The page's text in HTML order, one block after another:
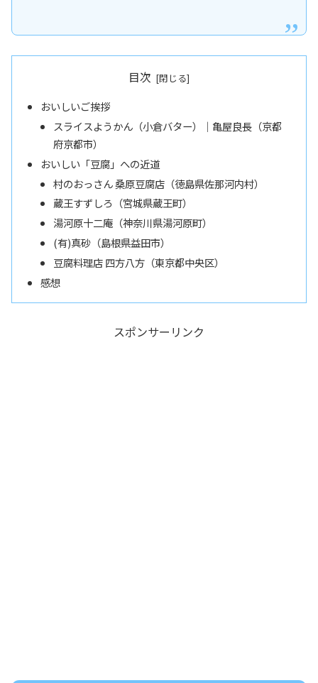
目次
おいしいご挨拶
スライスようかん（小倉バター）｜亀屋良長（京都
府京都市）
おいしい「豆腐」への近道
村のおっさん 桑原豆腐店（徳島県佐那河内村）
蔵王すずしろ（宮城県蔵王町）
湯河原十二庵（神奈川県湯河原町）
(有)真砂（島根県益田市）
豆腐料理店 四方八方（東京都中央区）
感想
スポンサーリンク